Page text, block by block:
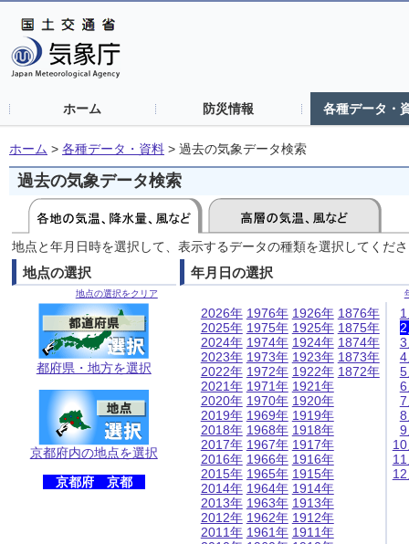
ホーム 防災情報 各種データ・
ホーム > 各種データ・資料 > 過去の気象データ検索
過去の気象データ検索
地点と年月日時を選択して、表示するデータの種類を選択してくだ
地点の選択
地点の選択をクリア
都府県・地方を選択
京都府内の地点を選択
京都府 京都
年月日の選択
2026年
2025年
2024年
2023年
2022年
2021年
2020年
2019年
2018年
2017年
2016年
2015年
2014年
2013年
2012年
2011年
1976年
1975年
1974年
1973年
1972年
1971年
1970年
1969年
1968年
1967年
1966年
1965年
1964年
1963年
1962年
1961年
1926年
1925年
1924年
1923年
1922年
1921年
1920年
1919年
1918年
1917年
1916年
1915年
1914年
1913年
1912年
1911年
1876年
1875年
1874年
1873年
1872年